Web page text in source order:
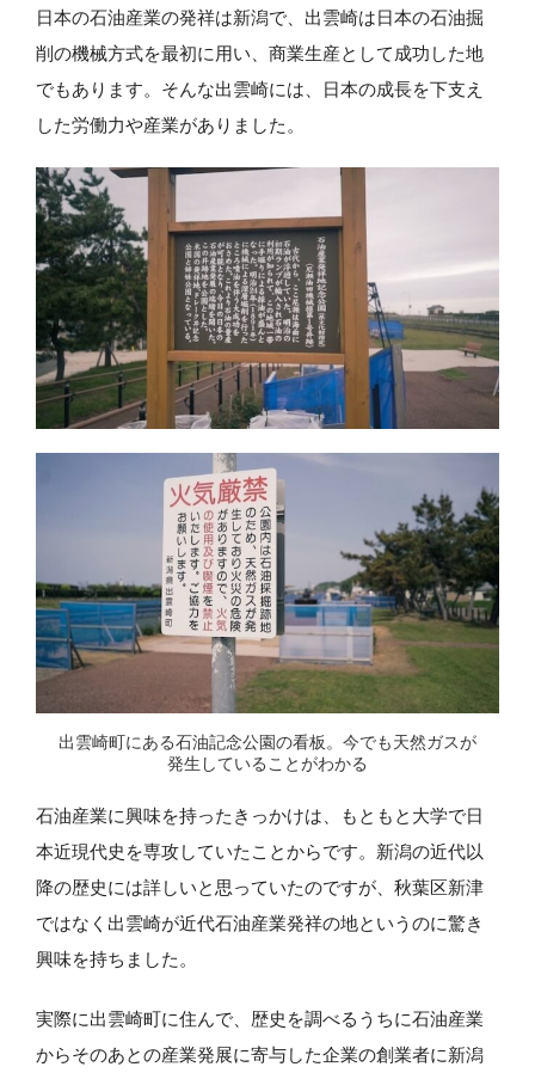
日本の石油産業の発祥は新潟で、出雲崎は日本の石油掘
削の機械方式を最初に用い、商業生産として成功した地
でもあります。そんな出雲崎には、日本の成長を下支え
した労働力や産業がありました。
出雲崎町にある石油記念公園の看板。今でも天然ガスが
発生していることがわかる
石油産業に興味を持ったきっかけは、もともと大学で日
本近現代史を専攻していたことからです。新潟の近代以
降の歴史には詳しいと思っていたのですが、秋葉区新津
ではなく出雲崎が近代石油産業発祥の地というのに驚き
興味を持ちました。
実際に出雲崎町に住んで、歴史を調べるうちに石油産業
からそのあとの産業発展に寄与した企業の創業者に新潟